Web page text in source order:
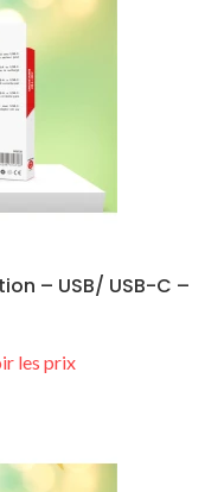
– USB/ USB-C –
les prix